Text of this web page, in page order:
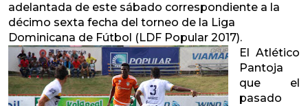
adelantada de este sábado correspondiente a la
décimo sexta fecha del torneo de la Liga
Dominicana de Fútbol (LDF Popular 2017).
El Atlético
Pantoja
que el
pasado